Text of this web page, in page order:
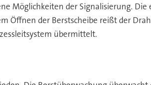
Möglichkeiten der Signalisierung. Die
Öffnen der Berstscheibe reißt der
übermittelt.